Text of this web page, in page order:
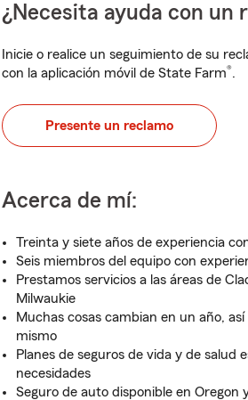
¿Necesita ayuda con un
Inicie o realice un seguimiento de su
con la aplicación móvil de State Farm®.
Presente un reclamo
Acerca de mí:
Treinta y siete años de experiencia
Seis miembros del equipo con
Prestamos servicios a las áreas de
Milwaukie
Muchas cosas cambian en un año,
mismo
Planes de seguros de vida y de salud
necesidades
Seguro de auto disponible en Oregon